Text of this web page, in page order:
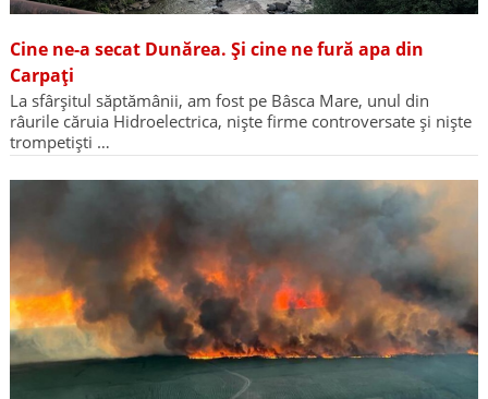
Cine ne-a secat Dunărea. Și cine ne fură apa din
Carpați
La sfârșitul săptămânii, am fost pe Bâsca Mare, unul din
râurile căruia Hidroelectrica, niște firme controversate și niște
trompetiști …